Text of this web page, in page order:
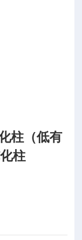
柱（低有
柱